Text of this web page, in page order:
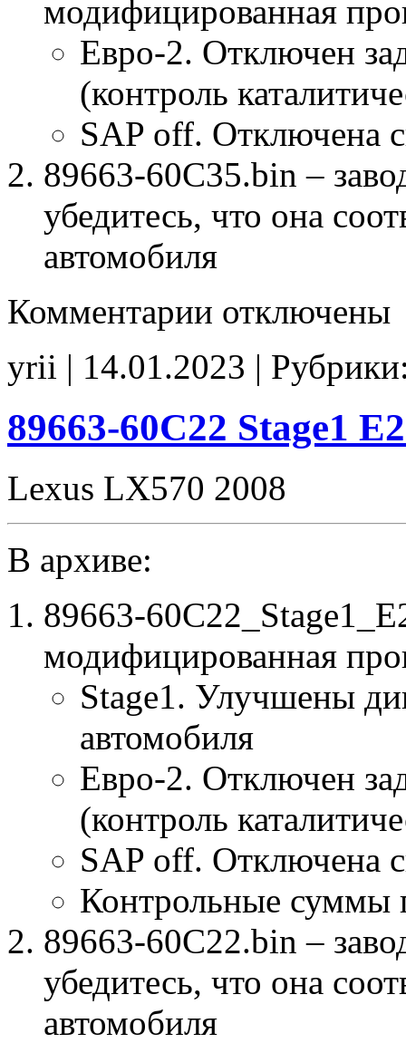
модифицированная
Евро-2. Отключен
(контроль
SAP off. Отключена
89663-60C35.bin –
убедитесь, что она
автомобиля
Комментарии записи
E2(SAP_off)
noCHK
отключены
yrii | 14.01.2023 |
89663-60C22 Stage1
Lexus LX570 2008
В архиве:
89663-
модифицированная
Stage1. Улучшены
автомобиля
Евро-2. Отключен
(контроль
SAP off. Отключена
Контрольные суммы
89663-60C22.bin –
убедитесь, что она
автомобиля